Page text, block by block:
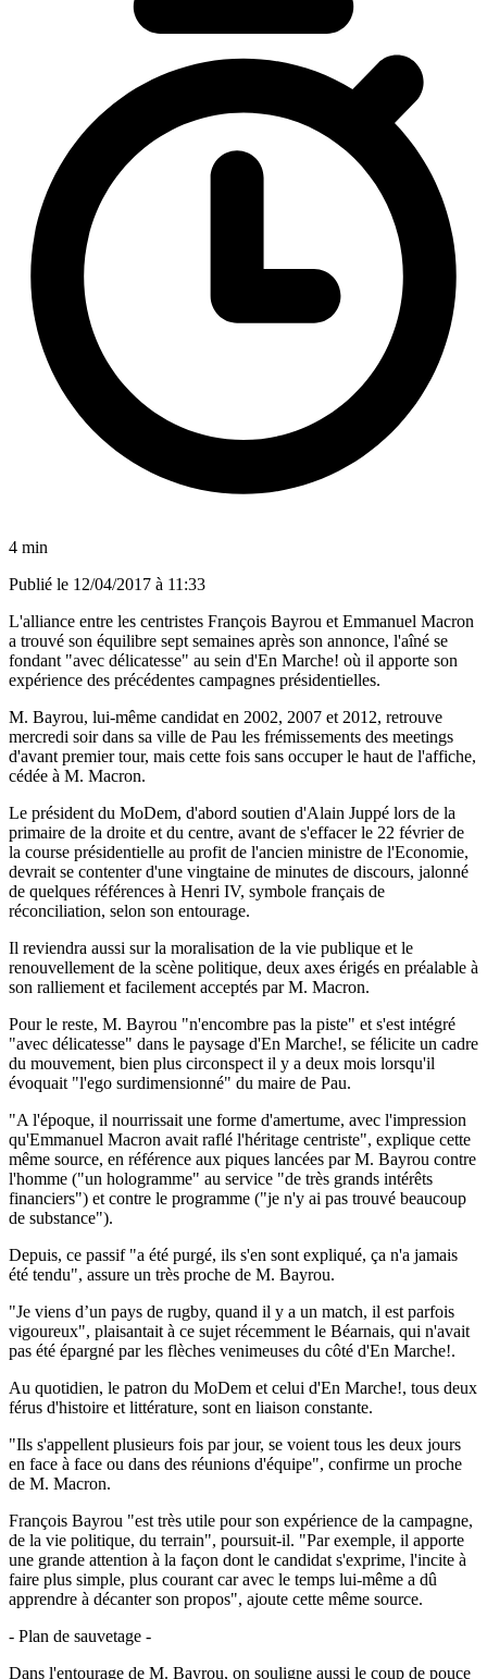
4 min
Publié le 12/04/2017 à 11:33
L'alliance entre les centristes François Bayrou et Emmanuel Macron
a trouvé son équilibre sept semaines après son annonce, l'aîné se
fondant "avec délicatesse" au sein d'En Marche! où il apporte son
expérience des précédentes campagnes présidentielles.
M. Bayrou, lui-même candidat en 2002, 2007 et 2012, retrouve
mercredi soir dans sa ville de Pau les frémissements des meetings
d'avant premier tour, mais cette fois sans occuper le haut de l'affiche,
cédée à M. Macron.
Le président du MoDem, d'abord soutien d'Alain Juppé lors de la
primaire de la droite et du centre, avant de s'effacer le 22 février de
la course présidentielle au profit de l'ancien ministre de l'Economie,
devrait se contenter d'une vingtaine de minutes de discours, jalonné
de quelques références à Henri IV, symbole français de
réconciliation, selon son entourage.
Il reviendra aussi sur la moralisation de la vie publique et le
renouvellement de la scène politique, deux axes érigés en préalable à
son ralliement et facilement acceptés par M. Macron.
Pour le reste, M. Bayrou "n'encombre pas la piste" et s'est intégré
"avec délicatesse" dans le paysage d'En Marche!, se félicite un cadre
du mouvement, bien plus circonspect il y a deux mois lorsqu'il
évoquait "l'ego surdimensionné" du maire de Pau.
"A l'époque, il nourrissait une forme d'amertume, avec l'impression
qu'Emmanuel Macron avait raflé l'héritage centriste", explique cette
même source, en référence aux piques lancées par M. Bayrou contre
l'homme ("un hologramme" au service "de très grands intérêts
financiers") et contre le programme ("je n'y ai pas trouvé beaucoup
de substance").
Depuis, ce passif "a été purgé, ils s'en sont expliqué, ça n'a jamais
été tendu", assure un très proche de M. Bayrou.
"Je viens d’un pays de rugby, quand il y a un match, il est parfois
vigoureux", plaisantait à ce sujet récemment le Béarnais, qui n'avait
pas été épargné par les flèches venimeuses du côté d'En Marche!.
Au quotidien, le patron du MoDem et celui d'En Marche!, tous deux
férus d'histoire et littérature, sont en liaison constante.
"Ils s'appellent plusieurs fois par jour, se voient tous les deux jours
en face à face ou dans des réunions d'équipe", confirme un proche
de M. Macron.
François Bayrou "est très utile pour son expérience de la campagne,
de la vie politique, du terrain", poursuit-il. "Par exemple, il apporte
une grande attention à la façon dont le candidat s'exprime, l'incite à
faire plus simple, plus courant car avec le temps lui-même a dû
apprendre à décanter son propos", ajoute cette même source.
- Plan de sauvetage -
Dans l'entourage de M. Bayrou, on souligne aussi le coup de pouce